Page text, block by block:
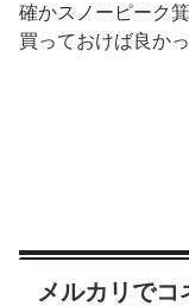
確かスノーピーク
買っておけば良かっ
メルカリで